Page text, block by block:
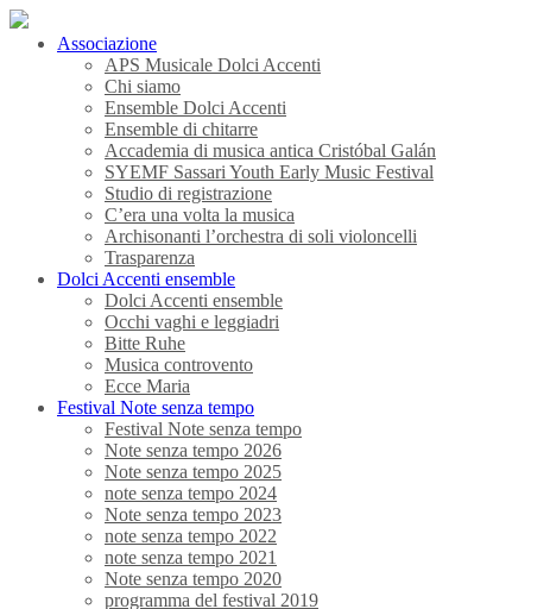
Associazione
APS Musicale Dolci Accenti
Chi siamo
Ensemble Dolci Accenti
Ensemble di chitarre
Accademia di musica antica Cristóbal Galán
SYEMF Sassari Youth Early Music Festival
Studio di registrazione
C’era una volta la musica
Archisonanti l’orchestra di soli violoncelli
Trasparenza
Dolci Accenti ensemble
Dolci Accenti ensemble
Occhi vaghi e leggiadri
Bitte Ruhe
Musica controvento
Ecce Maria
Festival Note senza tempo
Festival Note senza tempo
Note senza tempo 2026
Note senza tempo 2025
note senza tempo 2024
Note senza tempo 2023
note senza tempo 2022
note senza tempo 2021
Note senza tempo 2020
programma del festival 2019